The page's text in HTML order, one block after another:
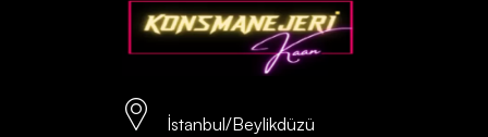
İstanbul/Beylikdüzü